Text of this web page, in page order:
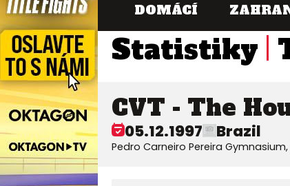
DOMÁCÍ
Statistiky
CVT - The
05.12.1997 Brazil
Pedro Carneiro Pereira